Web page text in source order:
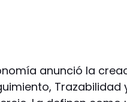
anunció la
Trazabilidad